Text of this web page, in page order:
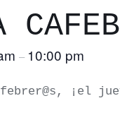
– 10:00 pm
¡el